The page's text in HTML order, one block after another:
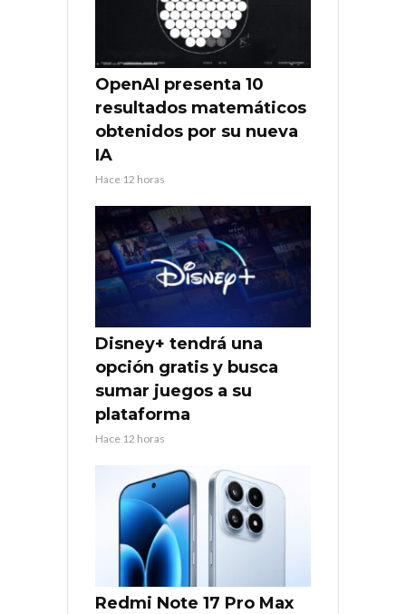
OpenAI presenta 10
resultados matemáticos
obtenidos por su nueva
IA
Hace 12 horas
Disney+ tendrá una
opción gratis y busca
sumar juegos a su
plataforma
Hace 12 horas
Redmi Note 17 Pro Max